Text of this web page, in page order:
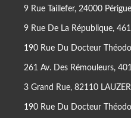
9 Rue Taillefer, 24000
9 Rue De La République,
190 Rue Du Docteur
261 Av. Des Rémouleurs,
3 Grand Rue, 82110
190 Rue Du Docteur